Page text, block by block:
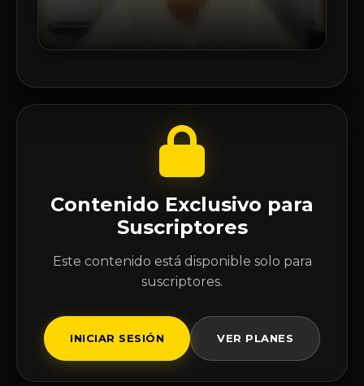
Contenido Exclusivo para
Suscriptores
Este contenido está disponible solo para
suscriptores.
INICIAR SESIÓN VER PLANES